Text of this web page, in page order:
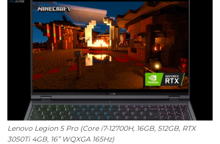
Lenovo Legion 5 Pro (Core i7-12700H, 16GB, 512GB, RTX
3050Ti 4GB, 16” WQXGA 165Hz)